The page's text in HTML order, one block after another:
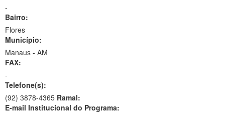
-
Bairro:
Flores
Município:
Manaus - AM
FAX:
-
Telefone(s):
(92) 3878-4365 Ramal:
E-mail Institucional do Programa: